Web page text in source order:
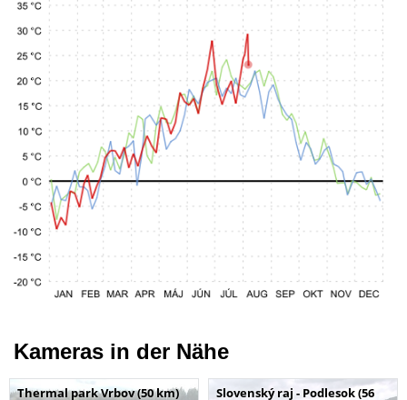
Kameras in der Nähe
Thermal park Vrbov (50 km)
Slovenský raj - Podlesok (56